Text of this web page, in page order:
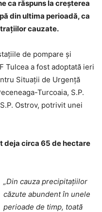
ca răspuns la creșterea
din ultima perioadă, ca
cauzate.
de pompare și
Tulcea a fost adoptată ieri
Situații de Urgență
Turcoaia, S.P.
Ostrov, potrivit unei
deja circa 65 de hectare
„Din cauza precipitațiilor
căzute abundent în unele
perioade de timp, toată